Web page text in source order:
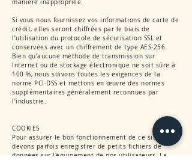
manière inappropriée.
Si vous nous fournissez vos informations de carte de
crédit, elles seront chiffrées par le biais de
l’utilisation du protocole de sécurisation SSL et
conservées avec un chiffrement de type AES-256.
Bien qu’aucune méthode de transmission sur
Internet ou de stockage électronique ne soit sûre à
100 %, nous suivons toutes les exigences de la
norme PCI-DSS et mettons en œuvre des normes
supplémentaires généralement reconnues par
l’industrie.
COOKIES
Pour assurer le bon fonctionnement de ce site, nous
devons parfois enregistrer de petits fichiers de
données sur l'équipement de nos utilisateurs. La